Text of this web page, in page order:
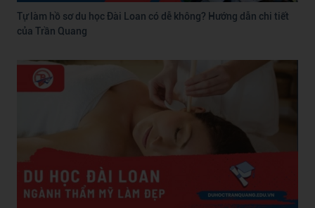
Tự làm hồ sơ du học Đài Loan có dễ không? Hướng dẫn chi tiết
của Trần Quang